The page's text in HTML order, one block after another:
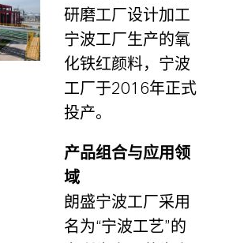
研磨工厂设计加工
宁波工厂生产的氧
化铁红颜料，宁波
工厂于2016年正式
投产。
产品组合与应用领
域
朗盛宁波工厂采用
名为“宁波工艺” 的